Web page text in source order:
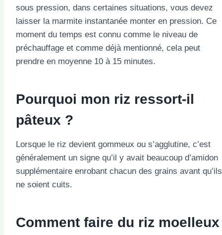
sous pression, dans certaines situations, vous devez
laisser la marmite instantanée monter en pression. Ce
moment du temps est connu comme le niveau de
préchauffage et comme déjà mentionné, cela peut
prendre en moyenne 10 à 15 minutes.
Pourquoi mon riz ressort-il
pâteux ?
Lorsque le riz devient gommeux ou s’agglutine, c’est
généralement un signe qu’il y avait beaucoup d’amidon
supplémentaire enrobant chacun des grains avant qu’ils
ne soient cuits.
Comment faire du riz moelleux